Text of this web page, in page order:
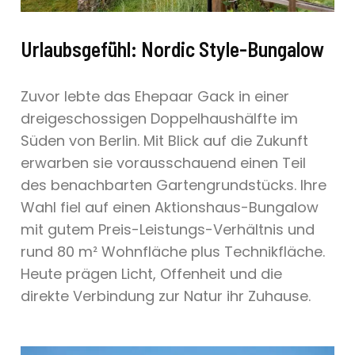
Urlaubsgefühl: Nordic Style-Bungalow
Zuvor lebte das Ehepaar Gack in einer
dreigeschossigen Doppelhaushälfte im
Süden von Berlin. Mit Blick auf die Zukunft
erwarben sie vorausschauend einen Teil
des benachbarten Gartengrundstücks. Ihre
Wahl fiel auf einen Aktionshaus-Bungalow
mit gutem Preis-Leistungs-Verhältnis und
rund 80 m² Wohnfläche plus Technikfläche.
Heute prägen Licht, Offenheit und die
direkte Verbindung zur Natur ihr Zuhause.